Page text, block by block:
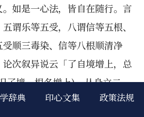
辞典 印心文集 政策法规